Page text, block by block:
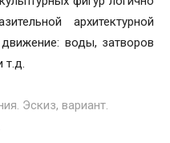
архитектурной
воды, затворов
т.д.